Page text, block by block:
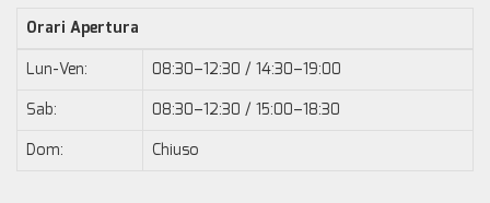
Orari Apertura
Lun-Ven:
08:30–12:30 / 14:30–19:00
Sab:
08:30–12:30 / 15:00–18:30
Dom:
Chiuso